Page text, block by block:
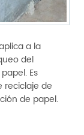
a la
del
Es
reciclaje de
de papel.